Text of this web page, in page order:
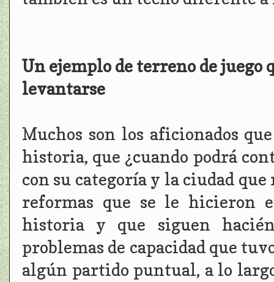
Un ejemplo de terreno de juego
levantarse
Muchos son los aficionados
historia, que ¿cuando podrá
con su categoría y la ciudad
reformas que se le hicieron
historia y que siguen
problemas de capacidad que
algún partido puntual, a lo